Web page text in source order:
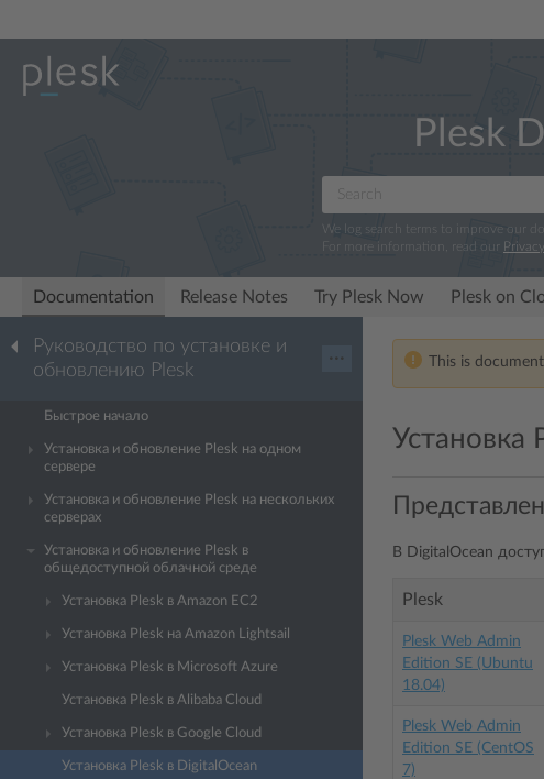
Plesk
We log search terms to improve our
For more information, read our
Documentation Release Notes Try Plesk Now Plesk on
Руководство по установке и
обновлению Plesk
···
Быстрое начало
Установка и обновление Plesk на одном
сервере
Установка и обновление Plesk на нескольких
серверах
Установка и обновление Plesk в
общедоступной облачной среде
Установка Plesk в Amazon EC2
Установка Plesk на Amazon Lightsail
Установка Plesk в Microsoft Azure
Установка Plesk в Alibaba Cloud
Установка Plesk в Google Cloud
Установка Plesk в DigitalOcean
This is
Установка
В DigitalOcean
Plesk
Plesk Web Admin
Edition SE (Ubuntu
18.04)
Plesk Web Admin
Edition SE (CentOS
7)